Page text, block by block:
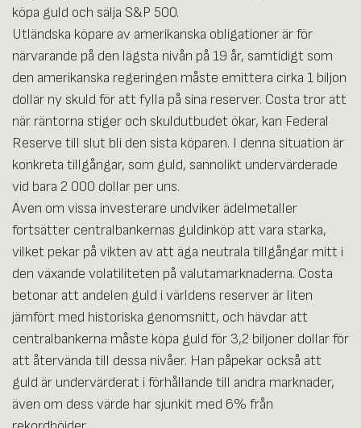
köpa guld och sälja S&P 500.
Utländska köpare av amerikanska obligationer är för
närvarande på den lägsta nivån på 19 år, samtidigt som
den amerikanska regeringen måste emittera cirka 1 biljon
dollar ny skuld för att fylla på sina reserver. Costa tror att
när räntorna stiger och skuldutbudet ökar, kan Federal
Reserve till slut bli den sista köparen. I denna situation är
konkreta tillgångar, som guld, sannolikt undervärderade
vid bara 2 000 dollar per uns.
Även om vissa investerare undviker ädelmetaller
fortsätter centralbankernas guldinköp att vara starka,
vilket pekar på vikten av att äga neutrala tillgångar mitt i
den växande volatiliteten på valutamarknaderna. Costa
betonar att andelen guld i världens reserver är liten
jämfört med historiska genomsnitt, och hävdar att
centralbankerna måste köpa guld för 3,2 biljoner dollar för
att återvända till dessa nivåer. Han påpekar också att
guld är undervärderat i förhållande till andra marknader,
även om dess värde har sjunkit med 6% från